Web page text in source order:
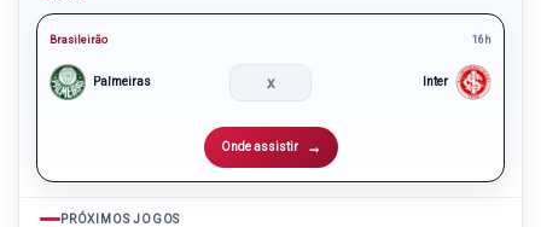
Brasileirão 16h
Palmeiras x Inter
Onde assistir
PRÓXIMOS JOGOS